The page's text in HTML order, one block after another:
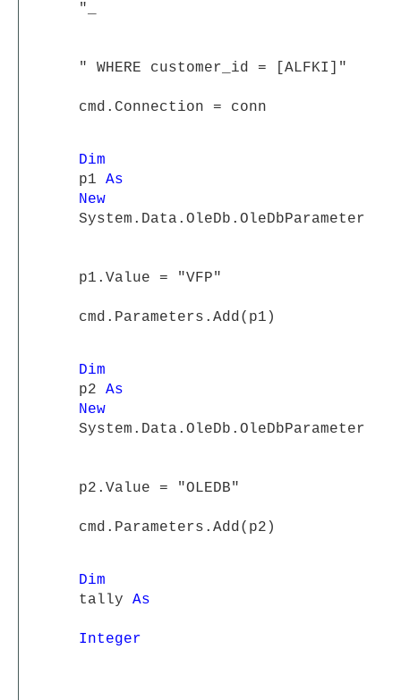
"_
" WHERE customer_id = [ALFKI]"
cmd.Connection = conn
Dim
p1 As
New
System.Data.OleDb.OleDbParameter
p1.Value = "VFP"
cmd.Parameters.Add(p1)
Dim
p2 As
New
System.Data.OleDb.OleDbParameter
p2.Value = "OLEDB"
cmd.Parameters.Add(p2)
Dim
tally As
Integer